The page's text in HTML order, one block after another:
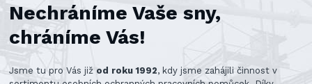
Nechráníme Vaše sny,
chráníme Vás!
Jsme tu pro Vás již od roku 1992, kdy jsme zahájili činnost v